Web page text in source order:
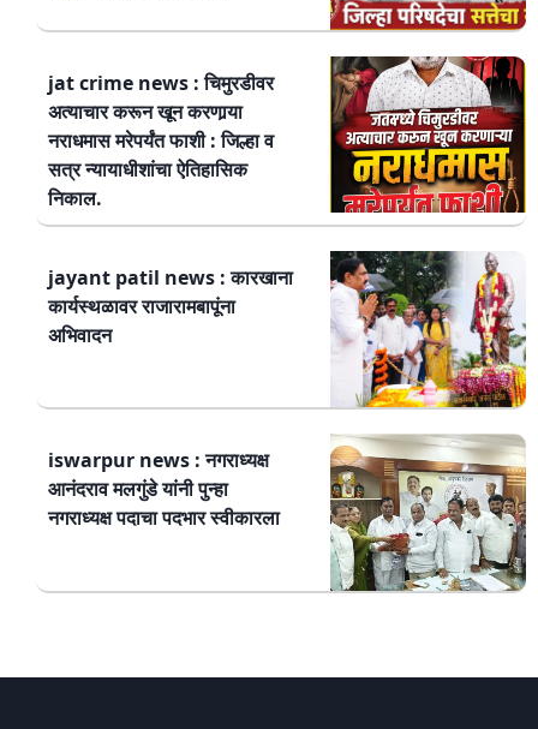
jat crime news : चिमुरडीवर
अत्याचार करून खून करणार्‍या
नराधमास मरेपर्यंत फाशी : जिल्हा व
सत्र न्यायाधीशांचा ऐतिहासिक
निकाल.
jayant patil news : कारखाना
कार्यस्थळावर राजारामबापूंना
अभिवादन
iswarpur news : नगराध्यक्ष
आनंदराव मलगुंडे यांनी पुन्हा
नगराध्यक्ष पदाचा पदभार स्वीकारला